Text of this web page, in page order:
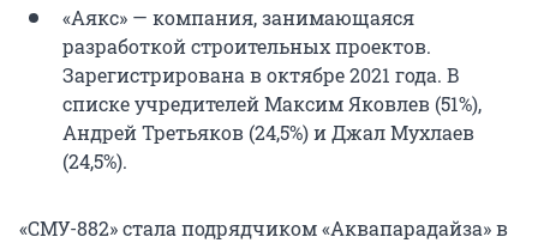
«Аякс» — компания, занимающаяся
разработкой строительных проектов.
Зарегистрирована в октябре 2021 года. В
списке учредителей Максим Яковлев (51%),
Андрей Третьяков (24,5%) и Джал Мухлаев
(24,5%).
«СМУ-882» стала подрядчиком «Аквапарадайза» в